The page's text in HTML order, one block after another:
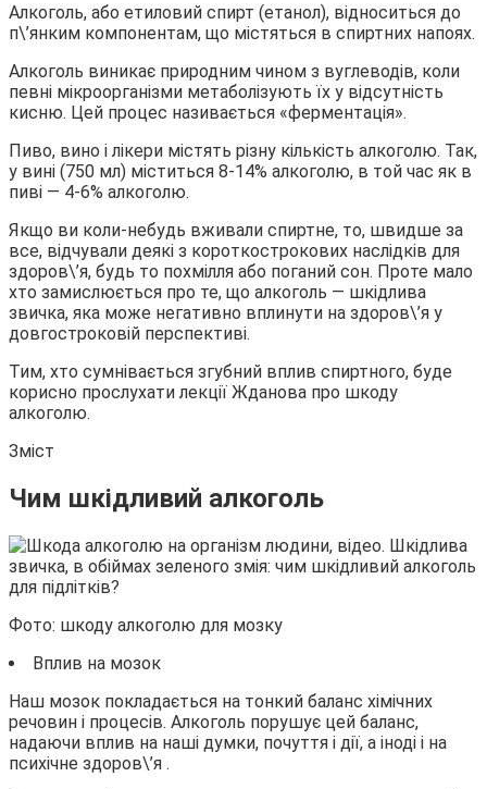
Алкоголь, або етиловий спирт (етанол), відноситься до
п\’янким компонентам, що містяться в спиртних напоях.
Алкоголь виникає природним чином з вуглеводів, коли
певні мікроорганізми метаболізують їх у відсутність
кисню. Цей процес називається «ферментація».
Пиво, вино і лікери містять різну кількість алкоголю. Так,
у вині (750 мл) міститься 8-14% алкоголю, в той час як в
пиві — 4-6% алкоголю.
Якщо ви коли-небудь вживали спиртне, то, швидше за
все, відчували деякі з короткострокових наслідків для
здоров\’я, будь то похмілля або поганий сон. Проте мало
хто замислюється про те, що алкоголь — шкідлива
звичка, яка може негативно вплинути на здоров\’я у
довгостроковій перспективі.
Тим, хто сумнівається згубний вплив спиртного, буде
корисно прослухати лекції Жданова про шкоду
алкоголю.
Зміст
Чим шкідливий алкоголь
Фото: шкоду алкоголю для мозку
Вплив на мозок
Наш мозок покладається на тонкий баланс хімічних
речовин і процесів. Алкоголь порушує цей баланс,
надаючи вплив на наші думки, почуття і дії, а іноді і на
психічне здоров\’я .